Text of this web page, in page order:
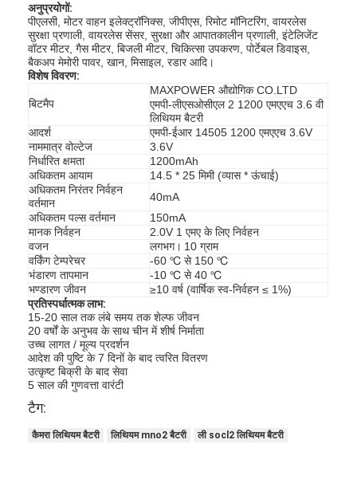
लिथियम पॉलिमर बैटरी
ऊर्जा भंडारण बैटरी
एच बैटरी
एनआईसीडी रिचार्जेबल बैटरी
एलसीडी बैटरी चार्जर
निम बैटरी पैक
निक बैटरी पैक
लिथियम आयन बैटरी पैक
रिचार्जेबल फ्लैशलाइट बैटरी
आपातकालीन प्रकाश बैटरी
ली Mno2 बैटरी
अनुप्रयोगों:
पीएलसी, मोटर वाहन इलेक्ट्रॉनिक्स, जीपीएस, रिमोट मॉनिटरिंग, वायरलेस
सुरक्षा प्रणाली, वायरलेस सेंसर, सुरक्षा और आपातकालीन प्रणाली, इंटेलिजेंट
वॉटर मीटर, गैस मीटर, बिजली मीटर, चिकित्सा उपकरण, पोर्टेबल डिवाइस,
बैकअप मेमोरी पावर, खान, मिसाइल, रडार आदि।
विशेष विवरण:
बिटमैप
MAXPOWER औद्योगिक CO.LTD
एमपी-लीएसओसीएल 2 1200 एमएएच 3.6 वी
लिथियम बैटरी
आदर्श
एमपी-ईआर 14505 1200 एमएएच 3.6V
नाममात्र वोल्टेज
3.6V
निर्धारित क्षमता
1200mAh
अधिकतम आयाम
14.5 * 25 मिमी (व्यास * ऊंचाई)
अधिकतम निरंतर निर्वहन
वर्तमान
40mA
अधिकतम पल्स वर्तमान
150mA
मानक निर्वहन
2.0V 1 एमए के लिए निर्वहन
वजन
लगभग। 10 ग्राम
वर्किंग टेम्परेचर
-60 ℃ से 150 ℃
भंडारण तापमान
-10 ℃ से 40 ℃
भण्डारण जीवन
≥10 वर्ष (वार्षिक स्व-निर्वहन ≤ 1%)
प्रतिस्पर्धात्मक लाभ:
15-20 साल तक लंबे समय तक शेल्फ जीवन
20 वर्षों के अनुभव के साथ चीन में शीर्ष निर्माता
उच्च लागत / मूल्य प्रदर्शन
आदेश की पुष्टि के 7 दिनों के बाद त्वरित वितरण
उत्कृष्ट बिक्री के बाद सेवा
5 साल की गुणवत्ता वारंटी
टैग:
कैमरा लिथियम बैटरी लिथियम mno2 बैटरी ली socl2 लिथियम बैटरी